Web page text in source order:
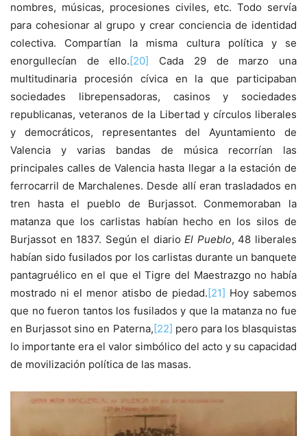
nombres, músicas, procesiones civiles, etc. Todo servía
para cohesionar al grupo y crear conciencia de identidad
colectiva. Compartían la misma cultura política y se
enorgullecían de ello.[20] Cada 29 de marzo una
multitudinaria procesión cívica en la que participaban
sociedades librepensadoras, casinos y sociedades
republicanas, veteranos de la Libertad y círculos liberales
y democráticos, representantes del Ayuntamiento de
Valencia y varias bandas de música recorrían las
principales calles de Valencia hasta llegar a la estación de
ferrocarril de Marchalenes. Desde allí eran trasladados en
tren hasta el pueblo de Burjassot. Conmemoraban la
matanza que los carlistas habían hecho en los silos de
Burjassot en 1837. Según el diarioEl Pueblo, 48 liberales
habían sido fusilados por los carlistas durante un banquete
pantagruélico en el que el Tigre del Maestrazgo no había
mostrado ni el menor atisbo de piedad.[21] Hoy sabemos
que no fueron tantos los fusilados y que la matanza no fue
en Burjassot sino en Paterna,[22] pero para los blasquistas
lo importante era el valor simbólico del acto y su capacidad
de movilización política de las masas.